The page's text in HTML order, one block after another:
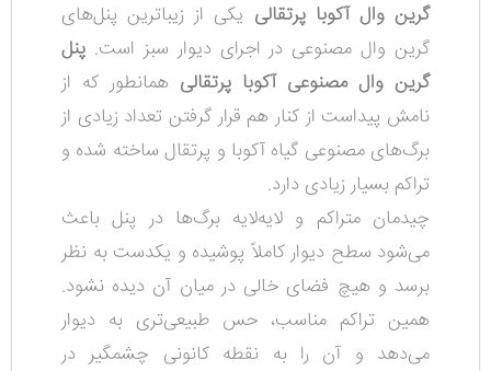
گرین وال آکوبا پرتقالی یکی از زیباترین پنل‌های
گرین وال مصنوعی در اجرای دیوار سبز است. پنل
گرین وال مصنوعی آکوبا پرتقالی همانطور که از
نامش پیداست از کنار هم قرار گرفتن تعداد زیادی از
برگ‌های مصنوعی گیاه آکوبا و پرتقال ساخته شده و
تراکم بسیار زیادی دارد.
چیدمان متراکم و لایه‌لایه برگ‌ها در پنل باعث
می‌شود سطح دیوار کاملاً پوشیده و یکدست به نظر
برسد و هیچ فضای خالی در میان آن دیده نشود.
همین تراکم مناسب، حس طبیعی‌تری به دیوار
می‌دهد و آن را به نقطه کانونی چشمگیر در